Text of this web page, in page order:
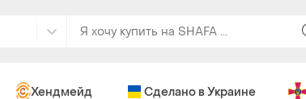
Хендмейд Сделано в Украине